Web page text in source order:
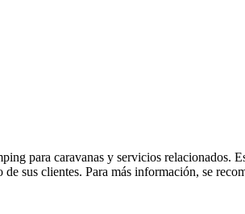
para caravanas y servicios relacionados.
sus clientes. Para más información, se